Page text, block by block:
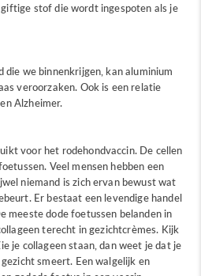
stof die wordt ingespoten als je
we binnenkrijgen, kan aluminium
veroorzaken. Ook is een relatie
Alzheimer.
voor het rodehondvaccin. De cellen
Veel mensen hebben een
niemand is zich ervan bewust wat
Er bestaat een levendige handel
meeste dode foetussen belanden in
terecht in gezichtcrèmes. Kijk
je collageen staan, dan weet je dat je
smeert. Een walgelijk en